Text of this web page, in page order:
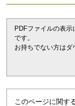
PDFファイルの表
です。
お持ちでない方はダ
このページに関す